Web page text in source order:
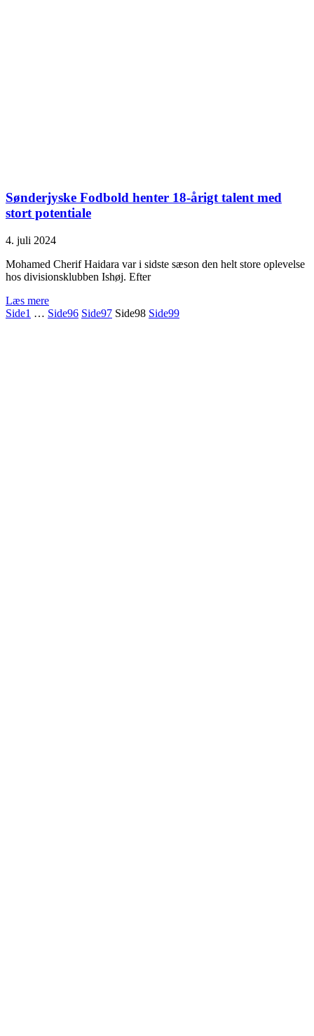
Sønderjyske Fodbold henter 18-årigt talent med
stort potentiale
4. juli 2024
Mohamed Cherif Haidara var i sidste sæson den helt store oplevelse
hos divisionsklubben Ishøj. Efter
Læs mere
Side1 … Side96 Side97 Side98 Side99